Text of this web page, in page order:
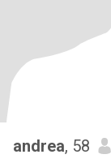
andrea, 58